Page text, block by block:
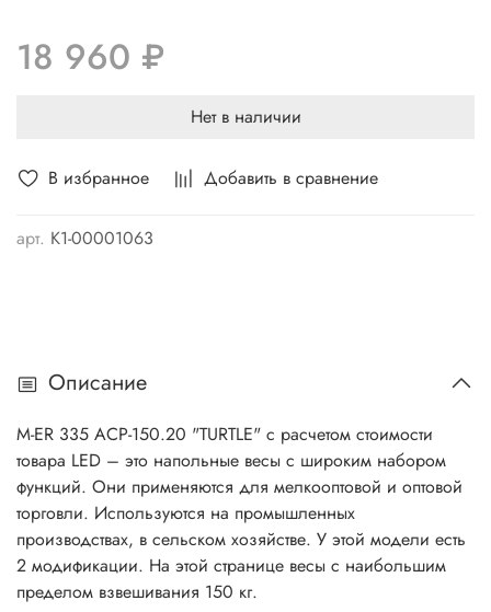
В избранное Добавить в сравнение
арт. K1-00001063
18 960 ₽
Нет в наличии
Описание
M-ER 335 ACP-150.20 "TURTLE" с расчетом стоимости
товара LED – это напольные весы с широким набором
функций. Они применяются для мелкооптовой и оптовой
торговли. Используются на промышленных
производствах, в сельском хозяйстве. У этой модели есть
2 модификации. На этой странице весы с наибольшим
пределом взвешивания 150 кг.